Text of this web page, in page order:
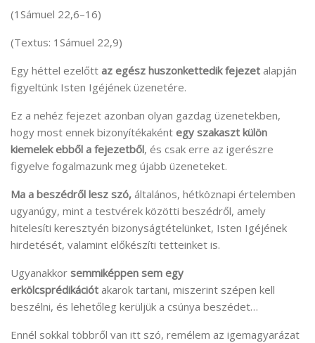
(1Sámuel 22,6–16)
(Textus: 1Sámuel 22,9)
Egy héttel ezelőtt az egész huszonkettedik fejezet alapján
figyeltünk Isten Igéjének üzenetére.
Ez a nehéz fejezet azonban olyan gazdag üzenetekben,
hogy most ennek bizonyítékaként egy szakaszt külön
kiemelek ebből a fejezetből, és csak erre az igerészre
figyelve fogalmazunk meg újabb üzeneteket.
Ma a beszédről lesz szó, általános, hétköznapi értelemben
ugyanúgy, mint a testvérek közötti beszédről, amely
hitelesíti keresztyén bizonyságtételünket, Isten Igéjének
hirdetését, valamint előkészíti tetteinket is.
Ugyanakkor semmiképpen sem egy
erkölcsprédikációt akarok tartani, miszerint szépen kell
beszélni, és lehetőleg kerüljük a csúnya beszédet…
Ennél sokkal többről van itt szó, remélem az igemagyarázat